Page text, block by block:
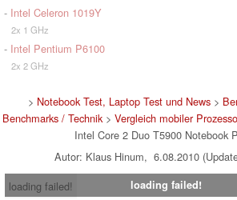
- Intel Celeron 1019Y
2x 1 GHz
- Intel Pentium P6100
2x 2 GHz
> Notebook Test, Laptop Test und News >
Benchmarks / Technik > Vergleich mobiler
Intel Core 2 Duo T5900 Notebook
Autor: Klaus Hinum, 6.08.2010
loading failed!
loading failed!